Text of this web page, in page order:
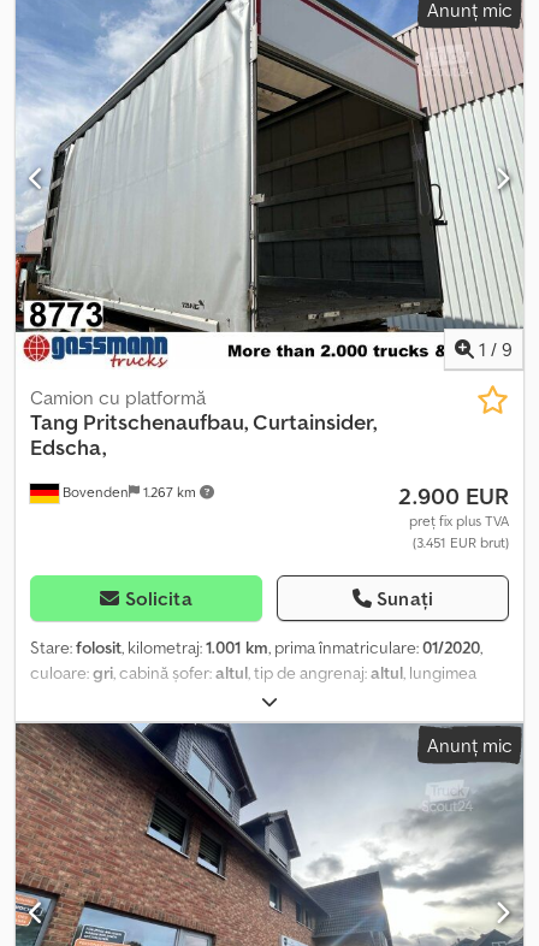
DATELE DESPRE ACCESORII SUNT FĂRĂ GARANȚIE, modificările,
vânzarea intermediară și erorile sunt rezervate!
Anunț mic
1 / 9
Bovenden 1.267 km
Camion cu platformă
Tang Pritschenaufbau, Curtainsider,
Edscha,
2.900 EUR
preț fix plus TVA
(3.451 EUR brut)
Solicita Sunați
Stare:folosit, kilometraj:1.001 km, prima înmatriculare:01/2020,
culoare:gri , cabină șofer:altul , tip de angrenaj:altul , lungimea
7.300 mm, lățimea spațiului de încărcare:
2.480 mm, înălțime spațiu de încărcare:2.800 mm, An de
fabricație:
2020, Locația vehiculului: Bovenden, Edscha, prelată
culisantă, inele de ancorare. Dsdpfx Aei Rq Urelaeck Caroserie:
caroserie platformă cu prelată culisantă pe partea stângă și
dreaptă și acoperiș Edscha. INFORMAȚIILE DESPRE ACCESORII
SUNT FĂRĂ GARANȚIE, modificări, vânzare intermediară și erori
sunt rezervate!
Anunț mic